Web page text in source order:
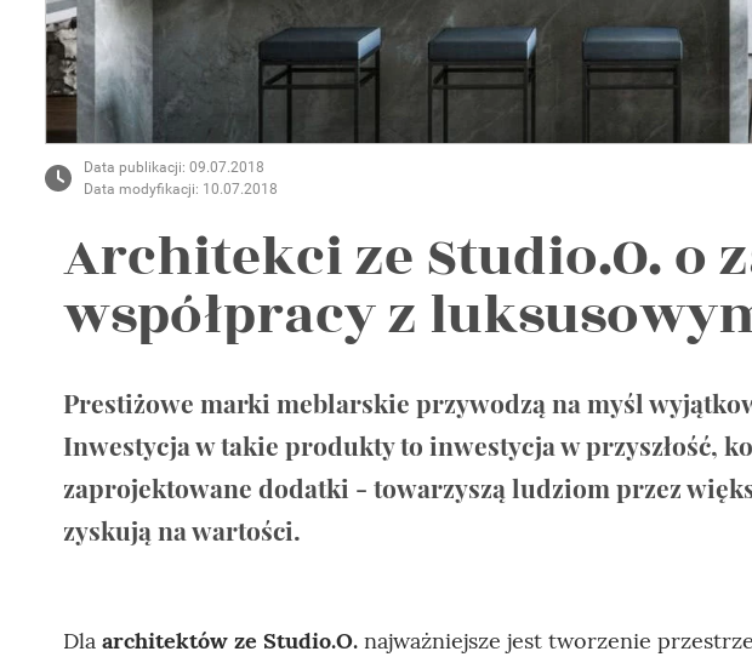
DIY
Data publikacji: 09.07.2018
Data modyfikacji: 10.07.2018
Architekci ze Studio.O. o
współpracy z
Prestiżowe marki meblarskie przywodzą na myśl
Inwestycja w takie produkty to inwestycja w przyszłość,
zaprojektowane dodatki - towarzyszą ludziom przez
zyskują na wartości.
Dla architektów ze Studio.O. najważniejsze jest tworzenie